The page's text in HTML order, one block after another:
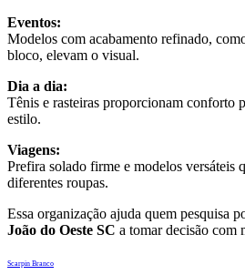
Eventos:
Modelos com acabamento refinado,
bloco, elevam o visual.
Dia a dia:
Tênis e rasteiras proporcionam conforto
estilo.
Viagens:
Prefira solado firme e modelos versáteis
diferentes roupas.
Essa organização ajuda quem pesquisa
João do Oeste SC a tomar decisão com
Scarpin Branco